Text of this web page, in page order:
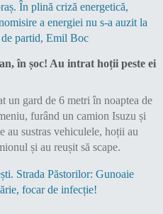
În plină criză energetică,
a energiei nu s-a auzit la
partid, Emil Boc
în șoc! Au intrat hoții peste ei
un gard de 6 metri în noaptea de
furând un camion Isuzu și
au sustras vehiculele, hoții au
și au reușit să scape.
Strada Păstorilor: Gunoaie
focar de infecție!